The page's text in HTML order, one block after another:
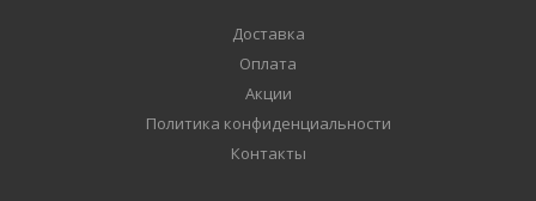
Доставка
Оплата
Акции
Политика конфиденциальности
Контакты